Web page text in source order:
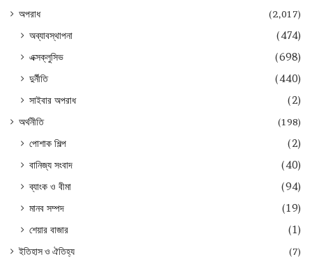
অপরাধ (2,017)
অব্যাবস্থাপনা
(474)
এক্সক্লুসিভ
(698)
দুর্নীতি
(440)
সাইবার অপরাধ
(2)
অর্থনীতি (198)
পোশাক শিল্প
(2)
বানিজ্য সংবাদ
(40)
ব্যাংক ও বীমা
(94)
মানব সম্পদ
(19)
শেয়ার বাজার
(1)
ইতিহাস ও ঐতিহ্য
(7)